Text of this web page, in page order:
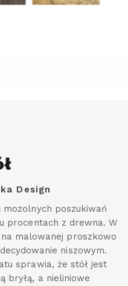
Design
poszukiwań
procentach z drewna. W
malowanej proszkowo
niszowym.
sprawia, że stół jest
bryłą, a nieliniowe